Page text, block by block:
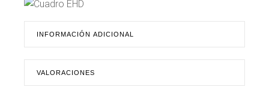
INFORMACIÓN ADICIONAL
VALORACIONES